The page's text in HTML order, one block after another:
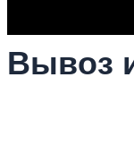
Вывоз